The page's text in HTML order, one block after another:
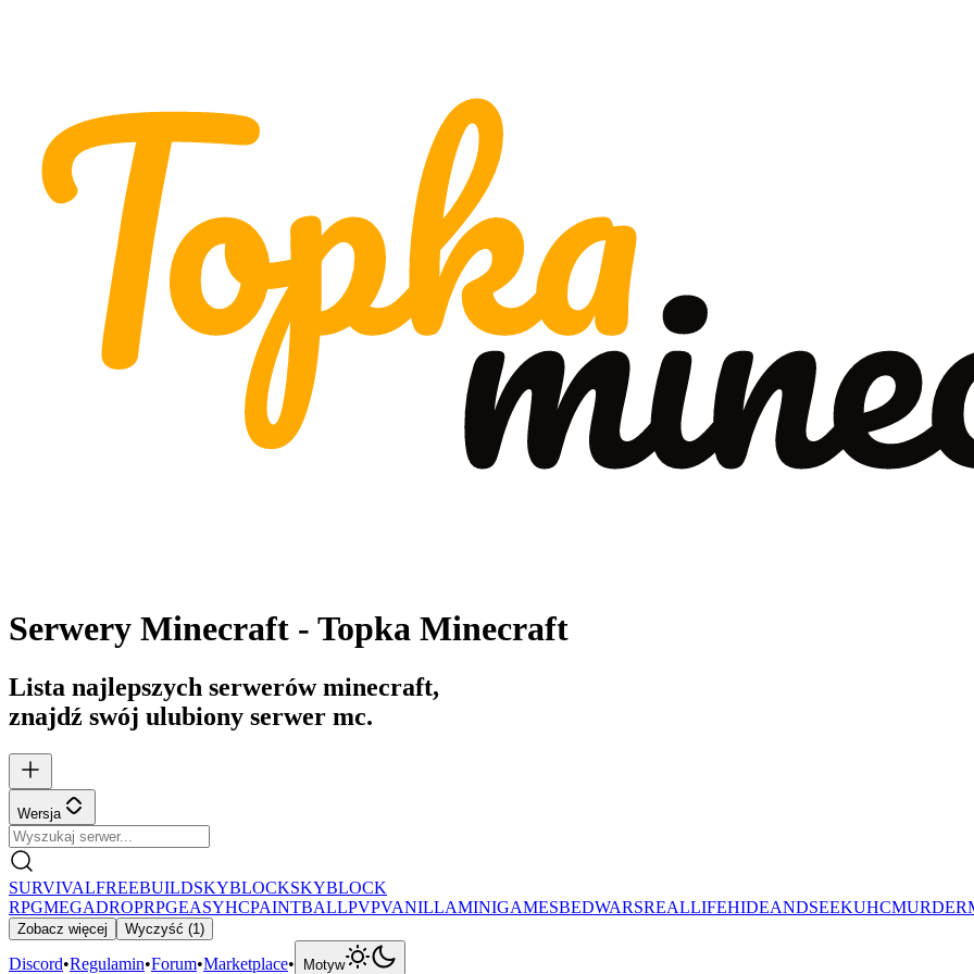
Serwery Minecraft - Topka Minecraft
Lista najlepszych serwerów minecraft,
znajdź swój ulubiony serwer mc.
Wersja
SURVIVALFREEBUILDSKYBLOCKSKYBLOCK
RPGMEGADROPRPGEASYHCPAINTBALLPVPVANILLAMINIGAMESBEDWARSREALLIFEHIDEANDSEEKUHC
Zobacz więcej Wyczyść (1)
Discord•Regulamin•Forum•Marketplace• Motyw